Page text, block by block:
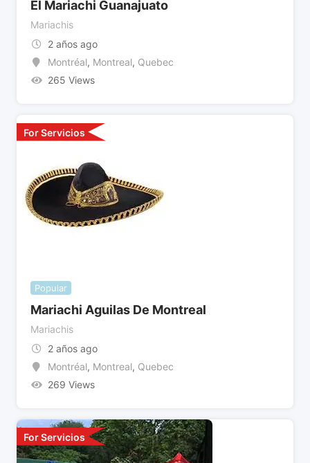
El Mariachi Guanajuato
Mariachis
2 años ago
Montréal, Montreal, Quebec
265 Views
For Servicios
Popular
Mariachi Aguilas De Montreal
Mariachis
2 años ago
Montréal, Montreal, Quebec
269 Views
For Servicios